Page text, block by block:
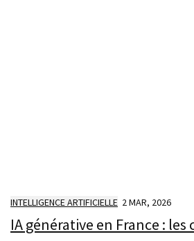
INTELLIGENCE ARTIFICIELLE 2 MAR, 2026
IA générative en France : les